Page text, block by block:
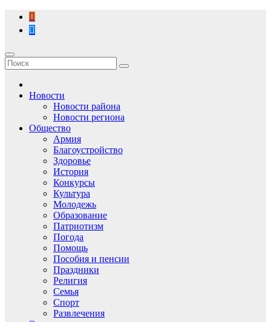
Перейти
содержимому
Новости
Новости района
Новости региона
Общество
Армия
Благоустройство
Здоровье
История
Конкурсы
Культура
Молодежь
Образование
Патриотизм
Погода
Помощь
Пособия и пенсии
Праздники
Религия
Семья
Спорт
Развлечения